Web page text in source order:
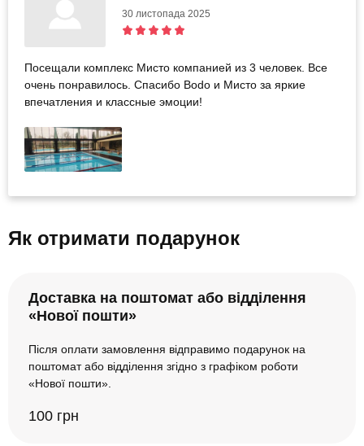
30 листопада 2025
Посещали комплекс Мисто компанией из 3 человек. Все
очень понравилось. Спасибо Bodo и Мисто за яркие
впечатления и классные эмоции!
Як отримати подарунок
Доставка на поштомат або відділення
«Нової пошти»
Після оплати замовлення відправимо подарунок на
поштомат або відділення згідно з графіком роботи
«Нової пошти».
100 грн